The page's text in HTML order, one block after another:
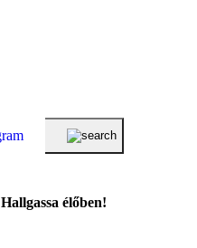
Hallgassa élőben!